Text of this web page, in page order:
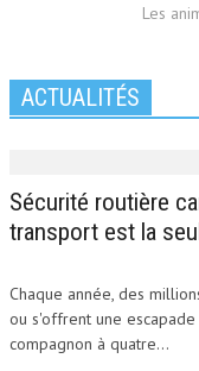
Les
ACTUALITÉS
Sécurité routière
transport est la
Chaque année, des
ou s'offrent une
compagnon à quatre...